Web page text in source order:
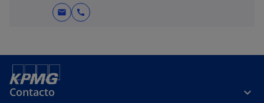
mail call
Contacto